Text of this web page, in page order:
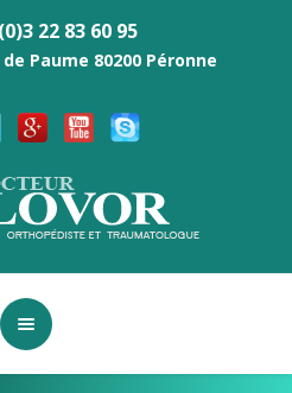
22 83 60 95
Paume 80200 Péronne